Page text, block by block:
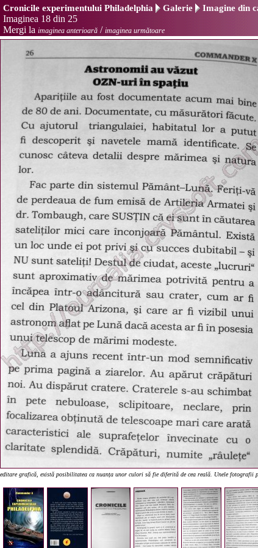
Cronicile experimentului Philadelphia Galerie Imagine din
Imaginea 18 din 25
Mergi la imaginea anterioară / imaginea următoare
editare grafică, există posibilitatea ca nuanța unor culori să fie diferită de cea reală. Unele fotografii